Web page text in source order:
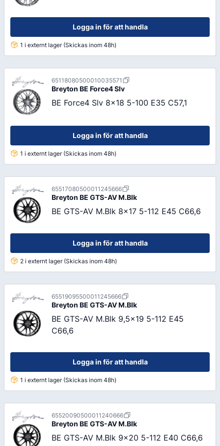
Logga in för att handla
1 i externt lager (Skickas inom 48h)
65118080500010035571
Breyton BE Force4 Slv
BE Force4 Slv 8x18 5-100 E35 C57,1
Logga in för att handla
1 i externt lager (Skickas inom 48h)
65517080500011245666
Breyton BE GTS-AV M.Blk
BE GTS-AV M.Blk 8x17 5-112 E45 C66,6
Logga in för att handla
2 i externt lager (Skickas inom 48h)
65519095500011245666
Breyton BE GTS-AV M.Blk
BE GTS-AV M.Blk 9,5x19 5-112 E45
C66,6
Logga in för att handla
1 i externt lager (Skickas inom 48h)
65520090500011240666
Breyton BE GTS-AV M.Blk
BE GTS-AV M.Blk 9x20 5-112 E40 C66,6